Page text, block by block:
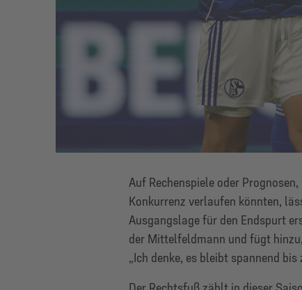
Auf Rechenspiele oder
Konkurrenz verlaufen könnten,
Ausgangslage für den Endspurt
der Mittelfeldmann und fügt
„Ich denke, es bleibt spannend